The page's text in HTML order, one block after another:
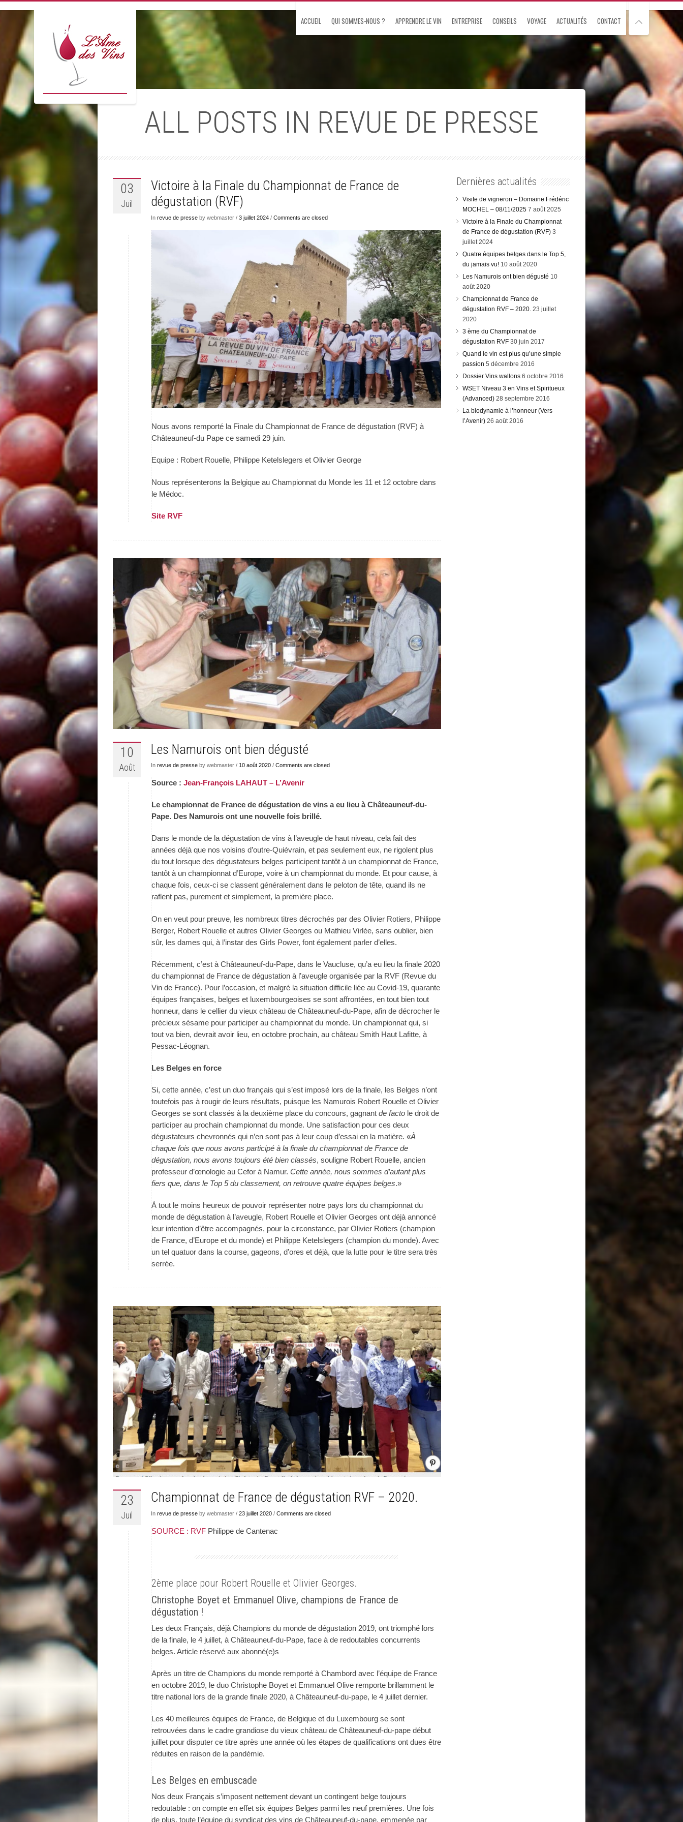
ACCUEIL QUI SOMMES-NOUS ? APPRENDRE LE VIN ENTREPRISE CONSEILS VOYAGE ACTUALITÉS CONTACT
ALL POSTS IN REVUE DE PRESSE
03
Juil
Victoire à la Finale du Championnat de France de
dégustation (RVF)
In revue de presse by webmaster / 3 juillet 2024 / Comments are closed
Nous avons remporté la Finale du Championnat de France de dégustation (RVF) à
Châteauneuf-du Pape ce samedi 29 juin.
Equipe : Robert Rouelle, Philippe Ketelslegers et Olivier George
Nous représenterons la Belgique au Championnat du Monde les 11 et 12 octobre dans
le Médoc.
Site RVF
10
Août
Les Namurois ont bien dégusté
In revue de presse by webmaster / 10 août 2020 / Comments are closed
Source : Jean-François LAHAUT – L’Avenir
Le championnat de France de dégustation de vins a eu lieu à Châteauneuf-du-
Pape. Des Namurois ont une nouvelle fois brillé.
Dans le monde de la dégustation de vins à l’aveugle de haut niveau, cela fait des
années déjà que nos voisins d’outre-Quiévrain, et pas seulement eux, ne rigolent plus
du tout lorsque des dégustateurs belges participent tantôt à un championnat de France,
tantôt à un championnat d’Europe, voire à un championnat du monde. Et pour cause, à
chaque fois, ceux-ci se classent généralement dans le peloton de tête, quand ils ne
raflent pas, purement et simplement, la première place.
On en veut pour preuve, les nombreux titres décrochés par des Olivier Rotiers, Philippe
Berger, Robert Rouelle et autres Olivier Georges ou Mathieu Virlée, sans oublier, bien
sûr, les dames qui, à l’instar des Girls Power, font également parler d’elles.
Récemment, c’est à Châteauneuf-du-Pape, dans le Vaucluse, qu’a eu lieu la finale 2020
du championnat de France de dégustation à l’aveugle organisée par la RVF (Revue du
Vin de France). Pour l’occasion, et malgré la situation difficile liée au Covid-19, quarante
équipes françaises, belges et luxembourgeoises se sont affrontées, en tout bien tout
honneur, dans le cellier du vieux château de Châteauneuf-du-Pape, afin de décrocher le
précieux sésame pour participer au championnat du monde. Un championnat qui, si
tout va bien, devrait avoir lieu, en octobre prochain, au château Smith Haut Lafitte, à
Pessac-Léognan.
Les Belges en force
Si, cette année, c’est un duo français qui s’est imposé lors de la finale, les Belges n’ont
toutefois pas à rougir de leurs résultats, puisque les Namurois Robert Rouelle et Olivier
Georges se sont classés à la deuxième place du concours, gagnant de facto le droit de
participer au prochain championnat du monde. Une satisfaction pour ces deux
dégustateurs chevronnés qui n’en sont pas à leur coup d’essai en la matière. «À
chaque fois que nous avons participé à la finale du championnat de France de
dégustation, nous avons toujours été bien classés, souligne Robert Rouelle, ancien
professeur d’œnologie au Cefor à Namur. Cette année, nous sommes d’autant plus
fiers que, dans le Top 5 du classement, on retrouve quatre équipes belges.»
À tout le moins heureux de pouvoir représenter notre pays lors du championnat du
monde de dégustation à l’aveugle, Robert Rouelle et Olivier Georges ont déjà annoncé
leur intention d’être accompagnés, pour la circonstance, par Olivier Rotiers (champion
de France, d’Europe et du monde) et Philippe Ketelslegers (champion du monde). Avec
un tel quatuor dans la course, gageons, d’ores et déjà, que la lutte pour le titre sera très
serrée.
23
Juil
Championnat de France de dégustation RVF – 2020.
In revue de presse by webmaster / 23 juillet 2020 / Comments are closed
SOURCE : RVF Philippe de Cantenac
2ème place pour Robert Rouelle et Olivier Georges.
Christophe Boyet et Emmanuel Olive, champions de France de
dégustation !
Les deux Français, déjà Champions du monde de dégustation 2019, ont triomphé lors
de la finale, le 4 juillet, à Châteauneuf-du-Pape, face à de redoutables concurrents
belges. Article réservé aux abonné(e)s
Après un titre de Champions du monde remporté à Chambord avec l’équipe de France
en octobre 2019, le duo Christophe Boyet et Emmanuel Olive remporte brillamment le
titre national lors de la grande finale 2020, à Châteauneuf-du-pape, le 4 juillet dernier.
Les 40 meilleures équipes de France, de Belgique et du Luxembourg se sont
retrouvées dans le cadre grandiose du vieux château de Châteauneuf-du-pape début
juillet pour disputer ce titre après une année où les étapes de qualifications ont dues être
réduites en raison de la pandémie.
Les Belges en embuscade
Nos deux Français s’imposent nettement devant un contingent belge toujours
redoutable : on compte en effet six équipes Belges parmi les neuf premières. Une fois
de plus, toute l’équipe du syndicat des vins de Châteauneuf-du-pape, emmenée par
Dernières actualités
Visite de vigneron – Domaine Frédéric
MOCHEL – 08/11/2025 7 août 2025
Victoire à la Finale du Championnat
de France de dégustation (RVF) 3
juillet 2024
Quatre équipes belges dans le Top 5,
du jamais vu! 10 août 2020
Les Namurois ont bien dégusté 10
août 2020
Championnat de France de
dégustation RVF – 2020. 23 juillet
2020
3 ème du Championnat de
dégustation RVF 30 juin 2017
Quand le vin est plus qu’une simple
passion 5 décembre 2016
Dossier Vins wallons 6 octobre 2016
WSET Niveau 3 en Vins et Spiritueux
(Advanced) 28 septembre 2016
La biodynamie à l’honneur (Vers
l’Avenir) 26 août 2016